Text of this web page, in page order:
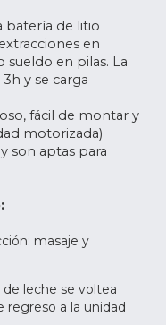
batería de litio
en
sueldo en pilas. La
y se carga
fácil de montar y
motorizada)
son aptas para
masaje y
de leche se voltea
regreso a la unidad